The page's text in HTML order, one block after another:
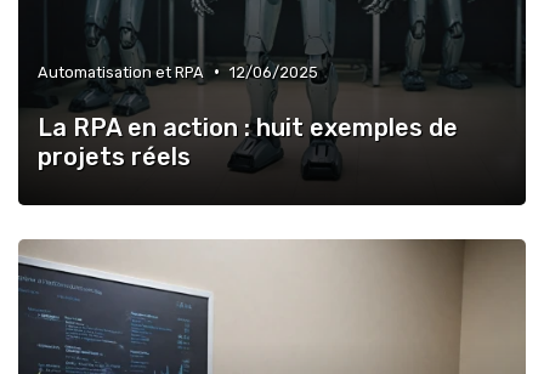
Automatisation et RPA • 12/06/2025
La RPA en action : huit exemples de
projets réels